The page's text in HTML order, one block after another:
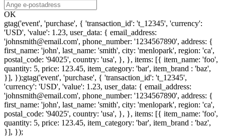
OK
gtag('event', 'purchase', { 'transaction_id': 't_12345', 'currency':
'USD', 'value': 1.23, user_data: { email_address:
'johnsmith@email.com', phone_number: '1234567890', address: {
first_name: 'john', last_name: 'smith', city: 'menlopark', region: 'ca',
postal_code: '94025', country: 'usa', }, }, items: [{ item_name: 'foo',
quantity: 5, price: 123.45, item_category: 'bar', item_brand : 'baz',
}], });gtag('event', 'purchase', { 'transaction_id': 't_12345',
'currency': 'USD', 'value': 1.23, user_data: { email_address:
'johnsmith@email.com', phone_number: '1234567890', address: {
first_name: 'john', last_name: 'smith', city: 'menlopark', region: 'ca',
postal_code: '94025', country: 'usa', }, }, items: [{ item_name: 'foo',
quantity: 5, price: 123.45, item_category: 'bar', item_brand : 'baz',
}], });